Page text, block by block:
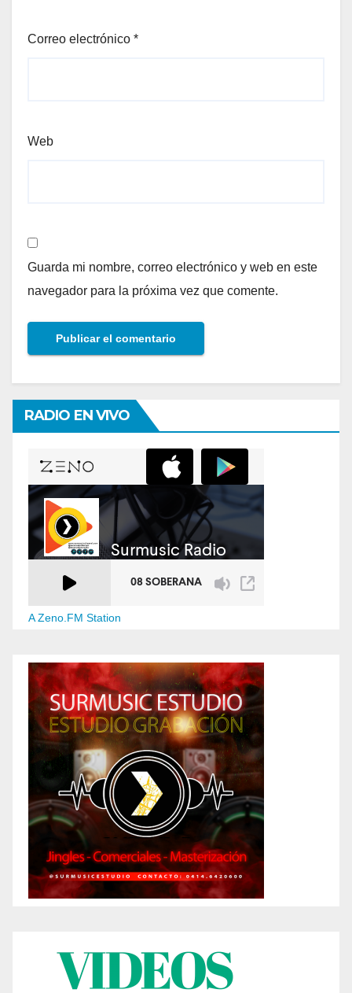
Correo electrónico *
Web
Guarda mi nombre, correo electrónico y web en este
navegador para la próxima vez que comente.
RADIO EN VIVO
A Zeno.FM Station